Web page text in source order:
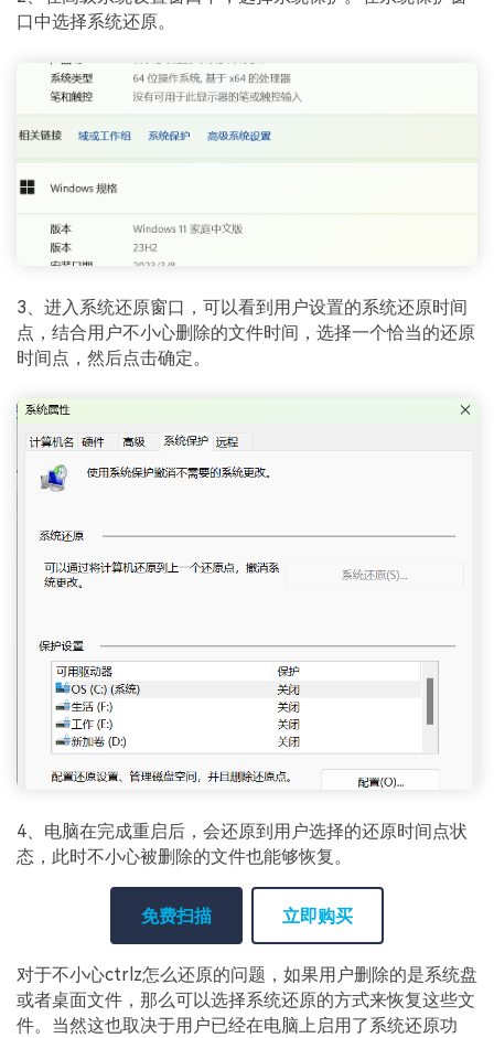
口中选择系统还原。
3、进入系统还原窗口，可以看到用户设置的系统还原时间
点，结合用户不小心删除的文件时间，选择一个恰当的还原
时间点，然后点击确定。
4、电脑在完成重启后，会还原到用户选择的还原时间点状
态，此时不小心被删除的文件也能够恢复。
免费扫描 立即购买
对于不小心ctrlz怎么还原的问题，如果用户删除的是系统盘
或者桌面文件，那么可以选择系统还原的方式来恢复这些文
件。当然这也取决于用户已经在电脑上启用了系统还原功